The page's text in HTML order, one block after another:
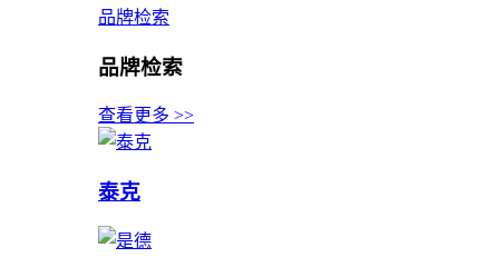
品牌检索
品牌检索
查看更多 >>
泰克